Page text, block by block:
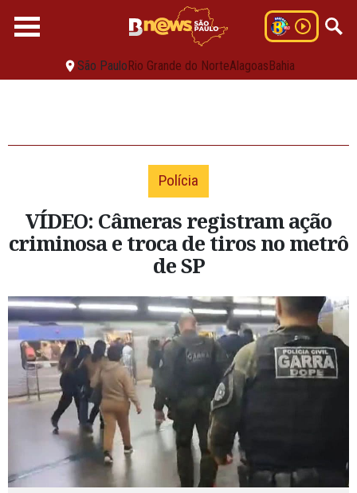
São PauloRio Grande do NorteAlagoasBahia
Polícia
VÍDEO: Câmeras registram ação
criminosa e troca de tiros no metrô
de SP